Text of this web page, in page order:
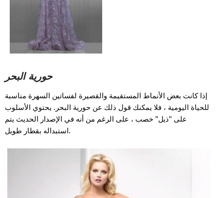
حورية البحر
إذا كانت بعض الأنماط المستقيمة والقصيرة لفساتين السهرة مناسبة
للحياة اليومية ، فلا يمكنك قول ذلك عن حورية البحر. يحتوي الأسلوب
على "ذيل" خصب ، على الرغم من أنه في الإصدار الحديث يتم
استبداله بقطار طويل.